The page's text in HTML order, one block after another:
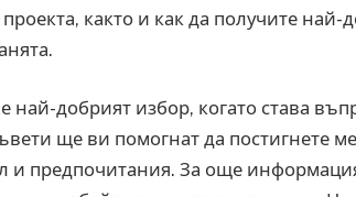
както и как да получите най-
най-добрият избор, когато става
ще ви помогнат да постигнете
и предпочитания. За още